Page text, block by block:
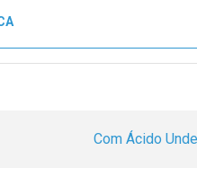
Com Ácido